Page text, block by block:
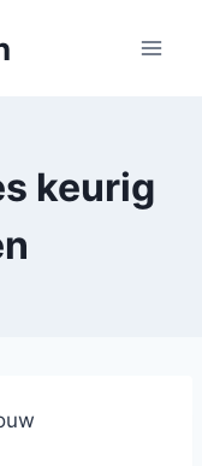
keurig